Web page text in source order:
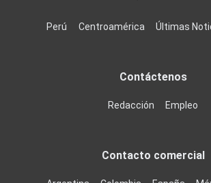
Perú Centroamérica Últimas
Contáctenos
Redacción Empleo
Contacto comercial